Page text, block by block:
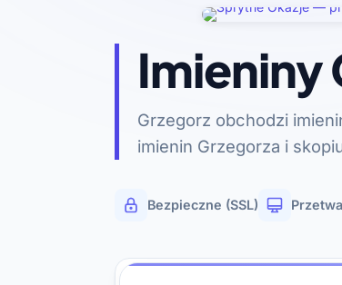
Imieniny
Grzegorz obchodzi
imienin Grzegorza i
Bezpieczne (SSL)